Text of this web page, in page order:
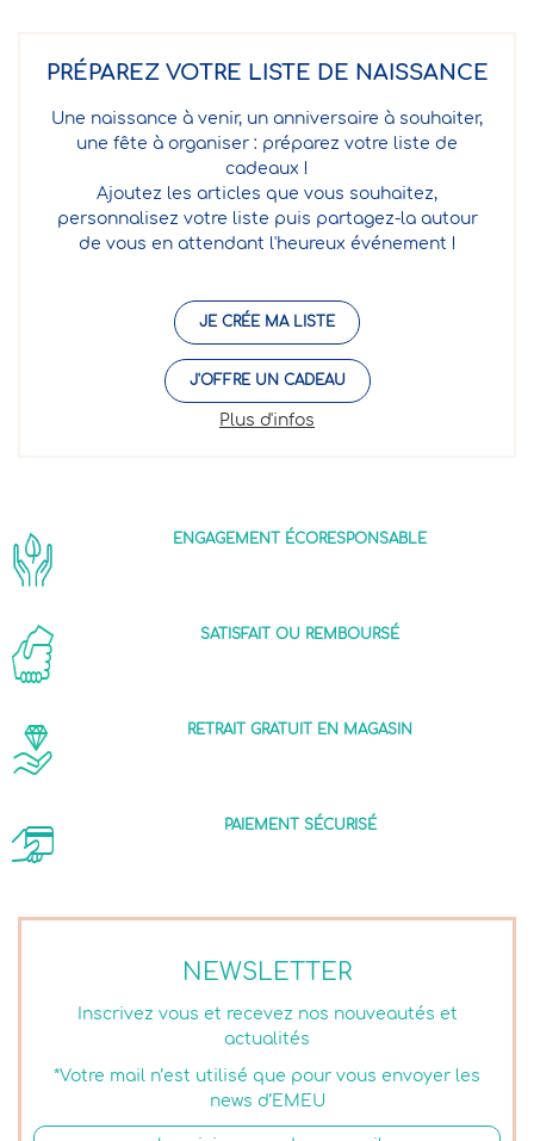
PRÉPAREZ VOTRE LISTE DE NAISSANCE
Une naissance à venir, un anniversaire à souhaiter,
une fête à organiser : préparez votre liste de
cadeaux !
Ajoutez les articles que vous souhaitez,
personnalisez votre liste puis partagez-la autour
de vous en attendant l'heureux événement !
JE CRÉE MA LISTE
J'OFFRE UN CADEAU
Plus d'infos
NEWSLETTER
Inscrivez vous et recevez nos nouveautés et
actualités
*Votre mail n’est utilisé que pour vous envoyer les
news d’EMEU
ENGAGEMENT ÉCORESPONSABLE
SATISFAIT OU REMBOURSÉ
RETRAIT GRATUIT EN MAGASIN
PAIEMENT SÉCURISÉ